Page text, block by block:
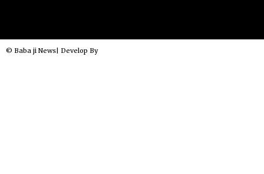
© Baba ji News| Develop By